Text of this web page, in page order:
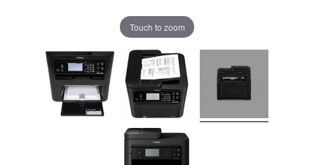
Touch to zoom